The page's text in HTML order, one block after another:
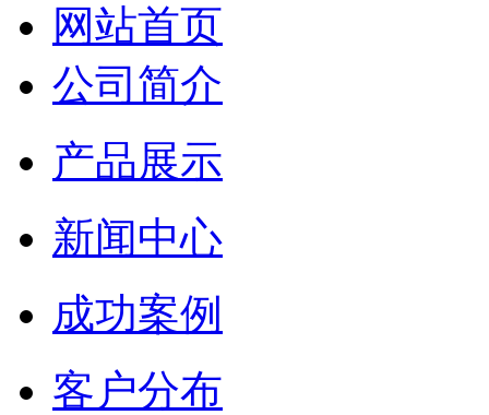
网站首页
公司简介
产品展示
新闻中心
成功案例
客户分布